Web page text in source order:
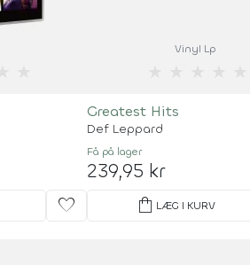
favorite
Vinyl Lp
Greatest Hits
Def Leppard
Få på lager
239,95 kr
shopping_bag LÆG I KURV